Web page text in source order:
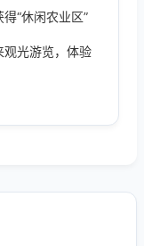
“休闲农业区”
观光游览，体验